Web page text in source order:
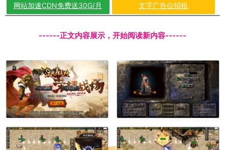
网站加速CDN免费送30G/月 文字广告位招租
------正文内容展示，开始阅读新内容------